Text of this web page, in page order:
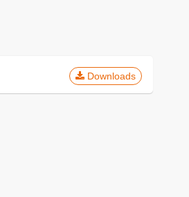
Downloads